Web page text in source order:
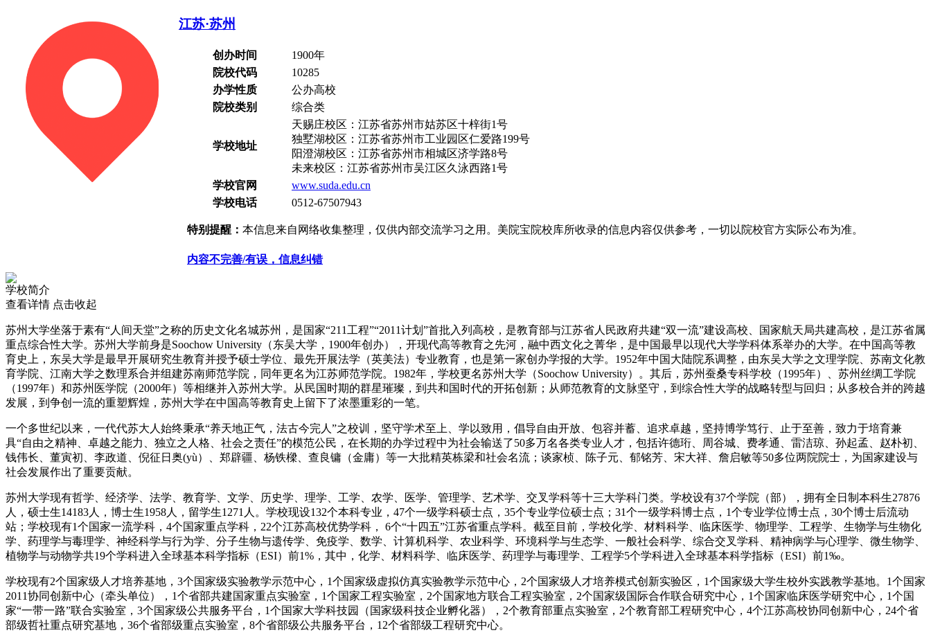
江苏·苏州
创办时间
1900年
院校代码
10285
办学性质
公办高校
院校类别
综合类
学校地址
天赐庄校区：江苏省苏州市姑苏区十梓街1号
独墅湖校区：江苏省苏州市工业园区仁爱路199号
阳澄湖校区：江苏省苏州市相城区济学路8号
未来校区：江苏省苏州市吴江区久泳西路1号
学校官网
www.suda.edu.cn
学校电话
0512-67507943
特别提醒： 本信息来自网络收集整理，仅供内部交流学习之用。美院宝院校库所收录的信息内容仅供参考，一切以院校官方实际公布为准。
内容不完善/有误，信息纠错
学校简介
查看详情 点击收起
苏州大学坐落于素有“人间天堂”之称的历史文化名城苏州，是国家“211工程”“2011计划”首批入列高校，是教育部与江苏省人民政府共建“双一流”建设高校、国家航天局共建高校，是江苏省属
重点综合性大学。苏州大学前身是Soochow University（东吴大学，1900年创办），开现代高等教育之先河，融中西文化之菁华，是中国最早以现代大学学科体系举办的大学。在中国高等教
育史上，东吴大学是最早开展研究生教育并授予硕士学位、最先开展法学（英美法）专业教育，也是第一家创办学报的大学。1952年中国大陆院系调整，由东吴大学之文理学院、苏南文化教
育学院、江南大学之数理系合并组建苏南师范学院，同年更名为江苏师范学院。1982年，学校更名苏州大学（Soochow University）。其后，苏州蚕桑专科学校（1995年）、苏州丝绸工学院
（1997年）和苏州医学院（2000年）等相继并入苏州大学。从民国时期的群星璀璨，到共和国时代的开拓创新；从师范教育的文脉坚守，到综合性大学的战略转型与回归；从多校合并的跨越
发展，到争创一流的重塑辉煌，苏州大学在中国高等教育史上留下了浓墨重彩的一笔。
一个多世纪以来，一代代苏大人始终秉承“养天地正气，法古今完人”之校训，坚守学术至上、学以致用，倡导自由开放、包容并蓄、追求卓越，坚持博学笃行、止于至善，致力于培育兼
具“自由之精神、卓越之能力、独立之人格、社会之责任”的模范公民，在长期的办学过程中为社会输送了50多万名各类专业人才，包括许德珩、周谷城、费孝通、雷洁琼、孙起孟、赵朴初、
钱伟长、董寅初、李政道、倪征日奥(yù）、郑辟疆、杨铁樑、查良镛（金庸）等一大批精英栋梁和社会名流；谈家桢、陈子元、郁铭芳、宋大祥、詹启敏等50多位两院院士，为国家建设与
社会发展作出了重要贡献。
苏州大学现有哲学、经济学、法学、教育学、文学、历史学、理学、工学、农学、医学、管理学、艺术学、交叉学科等十三大学科门类。学校设有37个学院（部），拥有全日制本科生27876
人，硕士生14183人，博士生1958人，留学生1271人。学校现设132个本科专业，47个一级学科硕士点，35个专业学位硕士点；31个一级学科博士点，1个专业学位博士点，30个博士后流动
站；学校现有1个国家一流学科，4个国家重点学科，22个江苏高校优势学科， 6个“十四五”江苏省重点学科。截至目前，学校化学、材料科学、临床医学、物理学、工程学、生物学与生物化
学、药理学与毒理学、神经科学与行为学、分子生物与遗传学、免疫学、数学、计算机科学、农业科学、环境科学与生态学、一般社会科学、综合交叉学科、精神病学与心理学、微生物学、
植物学与动物学共19个学科进入全球基本科学指标（ESI）前1%，其中，化学、材料科学、临床医学、药理学与毒理学、工程学5个学科进入全球基本科学指标（ESI）前1‰。
学校现有2个国家级人才培养基地，3个国家级实验教学示范中心，1个国家级虚拟仿真实验教学示范中心，2个国家级人才培养模式创新实验区，1个国家级大学生校外实践教学基地。1个国家
2011协同创新中心（牵头单位），1个省部共建国家重点实验室，1个国家工程实验室，2个国家地方联合工程实验室，2个国家级国际合作联合研究中心，1个国家临床医学研究中心，1个国
家“一带一路”联合实验室，3个国家级公共服务平台，1个国家大学科技园（国家级科技企业孵化器），2个教育部重点实验室，2个教育部工程研究中心，4个江苏高校协同创新中心，24个省
部级哲社重点研究基地，36个省部级重点实验室，8个省部级公共服务平台，12个省部级工程研究中心。